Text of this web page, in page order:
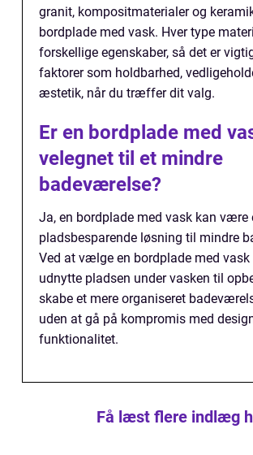
granit, kompositmaterialer og
bordplade med vask. Hver type
forskellige egenskaber, så det er
faktorer som holdbarhed,
æstetik, når du træffer dit valg.
Er en bordplade med
velegnet til et mindre
badeværelse?
Ja, en bordplade med vask kan være
pladsbesparende løsning til mindre
Ved at vælge en bordplade med vask
udnytte pladsen under vasken til
skabe et mere organiseret
uden at gå på kompromis med
funktionalitet.
Få læst flere indlæg